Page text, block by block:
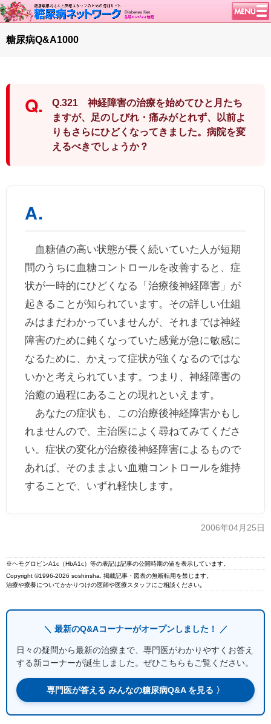
トップページ
糖尿病のきほん
特集・連載 一覧へ
血糖トレンド
糖尿病Q&A1000
Q.321 神経障害の治療を始めてひと月たち
ますが、足のしびれ・痛みがとれず、以前よ
りもさらにひどくなってきました。病院を変
えるべきでしょうか？
血糖値の高い状態が長く続いていた人が短期
間のうちに血糖コントロールを改善すると、症
状が一時的にひどくなる「治療後神経障害」が
起きることが知られています。その詳しい仕組
みはまだわかっていませんが、それまでは神経
障害のために鈍くなっていた感覚が急に敏感に
なるために、かえって症状が強くなるのではな
いかと考えられています。つまり、神経障害の
治癒の過程にあることの現れといえます。
あなたの症状も、この治療後神経障害かもし
れませんので、主治医によく尋ねてみてくださ
い。症状の変化が治療後神経障害によるもので
あれば、そのままよい血糖コントロールを維持
することで、いずれ軽快します。
2006年04月25日
※ヘモグロビンA1c（HbA1c）等の表記は記事の公開時期の値を表示しています。
Copyright ©1996-2026 soshinsha. 掲載記事・図表の無断転用を禁じます。
治療や療養についてかかりつけの医師や医療スタッフにご相談ください｡
＼ 最新のQ&Aコーナーがオープンしました！ ／
日々の疑問から最新の治療まで、専門医がわかりやすくお答え
する新コーナーが誕生しました。ぜひこちらもご覧ください。
専門医が答える みんなの糖尿病Q&A を見る 〉